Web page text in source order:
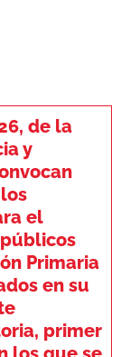
de la
y
el
Primaria
en su
primer